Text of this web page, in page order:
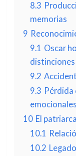
8.3
memorias
9
9.1 Oscar
9.2
9.3 Pérdida
emocionales
10 El
10.1
10.2